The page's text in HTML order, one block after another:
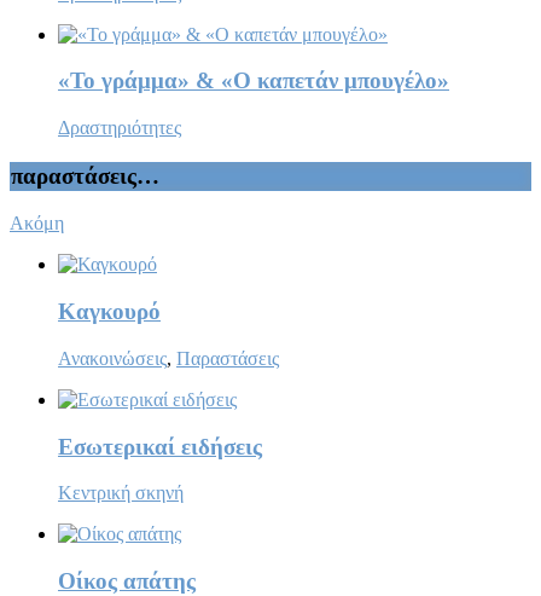
«Το γράμμα» & «Ο καπετάν μπουγέλο»
Δραστηριότητες
παραστάσεις…
Ακόμη
Καγκουρό
Ανακοινώσεις, Παραστάσεις
Εσωτερικαί ειδήσεις
Κεντρική σκηνή
Οίκος απάτης